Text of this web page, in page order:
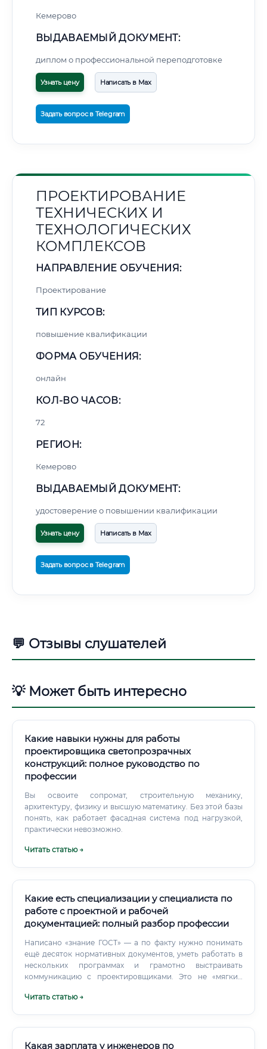
Кемерово
ВЫДАВАЕМЫЙ ДОКУМЕНТ:
диплом о профессиональной переподготовке
Узнать цену Написать в Max
Задать вопрос в Telegram
ПРОЕКТИРОВАНИЕ
ТЕХНИЧЕСКИХ И
ТЕХНОЛОГИЧЕСКИХ
КОМПЛЕКСОВ
НАПРАВЛЕНИЕ ОБУЧЕНИЯ:
Проектирование
ТИП КУРСОВ:
повышение квалификации
ФОРМА ОБУЧЕНИЯ:
онлайн
КОЛ-ВО ЧАСОВ:
72
РЕГИОН:
Кемерово
ВЫДАВАЕМЫЙ ДОКУМЕНТ:
удостоверение о повышении квалификации
Узнать цену Написать в Max
Задать вопрос в Telegram
💬 Отзывы слушателей
💡 Может быть интересно
Какие навыки нужны для работы
проектировщика светопрозрачных
конструкций: полное руководство по
профессии
Вы освоите сопромат, строительную механику,
архитектуру, физику и высшую математику. Без этой базы
понять, как работает фасадная система под нагрузкой,
практически невозможно.
Читать статью →
Какие есть специализации у специалиста по
работе с проектной и рабочей
документацией: полный разбор профессии
Написано «знание ГОСТ» — а по факту нужно понимать
ещё десяток нормативных документов, уметь работать в
нескольких программах и грамотно выстраивать
коммуникацию с проектировщиками. Это не «мягкий
документации постоянно взаимодействует с
отчёт за 10 минут.
Читать статью →
Какая зарплата у инженеров по